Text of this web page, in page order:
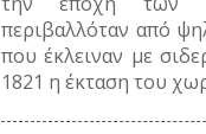
περιβαλλόταν από
που έκλειναν με
1821 η έκταση του